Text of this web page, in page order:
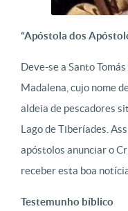
“Apóstola dos
Deve-se a Santo
Madalena, cujo nome
aldeia de pescadores
Lago de Tiberíades.
apóstolos anunciar o
receber esta boa
Testemunho bíblico